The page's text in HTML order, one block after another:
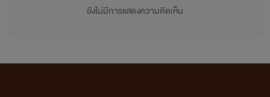
"เพื่อนรักหรอ ยังจะหน้าด้านมาเรียกน้องฉันว่าเพื่อนรักอีก
ยังไม่มีการแสดงความคิดเห็น